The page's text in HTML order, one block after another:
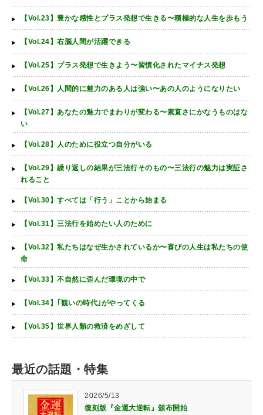
【Vol.23】豊かな感性とプラス発想で生きる〜積極的な人生を歩もう
【Vol.24】右脳人間が活躍できる
【Vol.25】プラス発想で生きよう〜習慣化されたマイナス発想
【Vol.26】人間的に魅力のある人は強い〜あの人のようになりたい
【Vol.27】あなたの魅力でまわりが変わる〜素直さにかなうものはな
い
【Vol.28】人のために役立つ自分がいる
【Vol.29】繰り返しの結果が三法行そのもの〜三法行の魅力は実証さ
れること
【Vol.30】すべては「行う」ことから始まる
【Vol.31】三法行を始めたい人のために
【Vol.32】私たちはなぜ生かされているか〜喜びの人生は私たちの使
命
【Vol.33】不自然に歪んだ環境の中で
【Vol.34】｢観いの時代｣がやってくる
【Vol.35】世界人類の救済をめざして
最近の話題・特集
2026/5/13
復刻版『金運大逆転』頒布開始